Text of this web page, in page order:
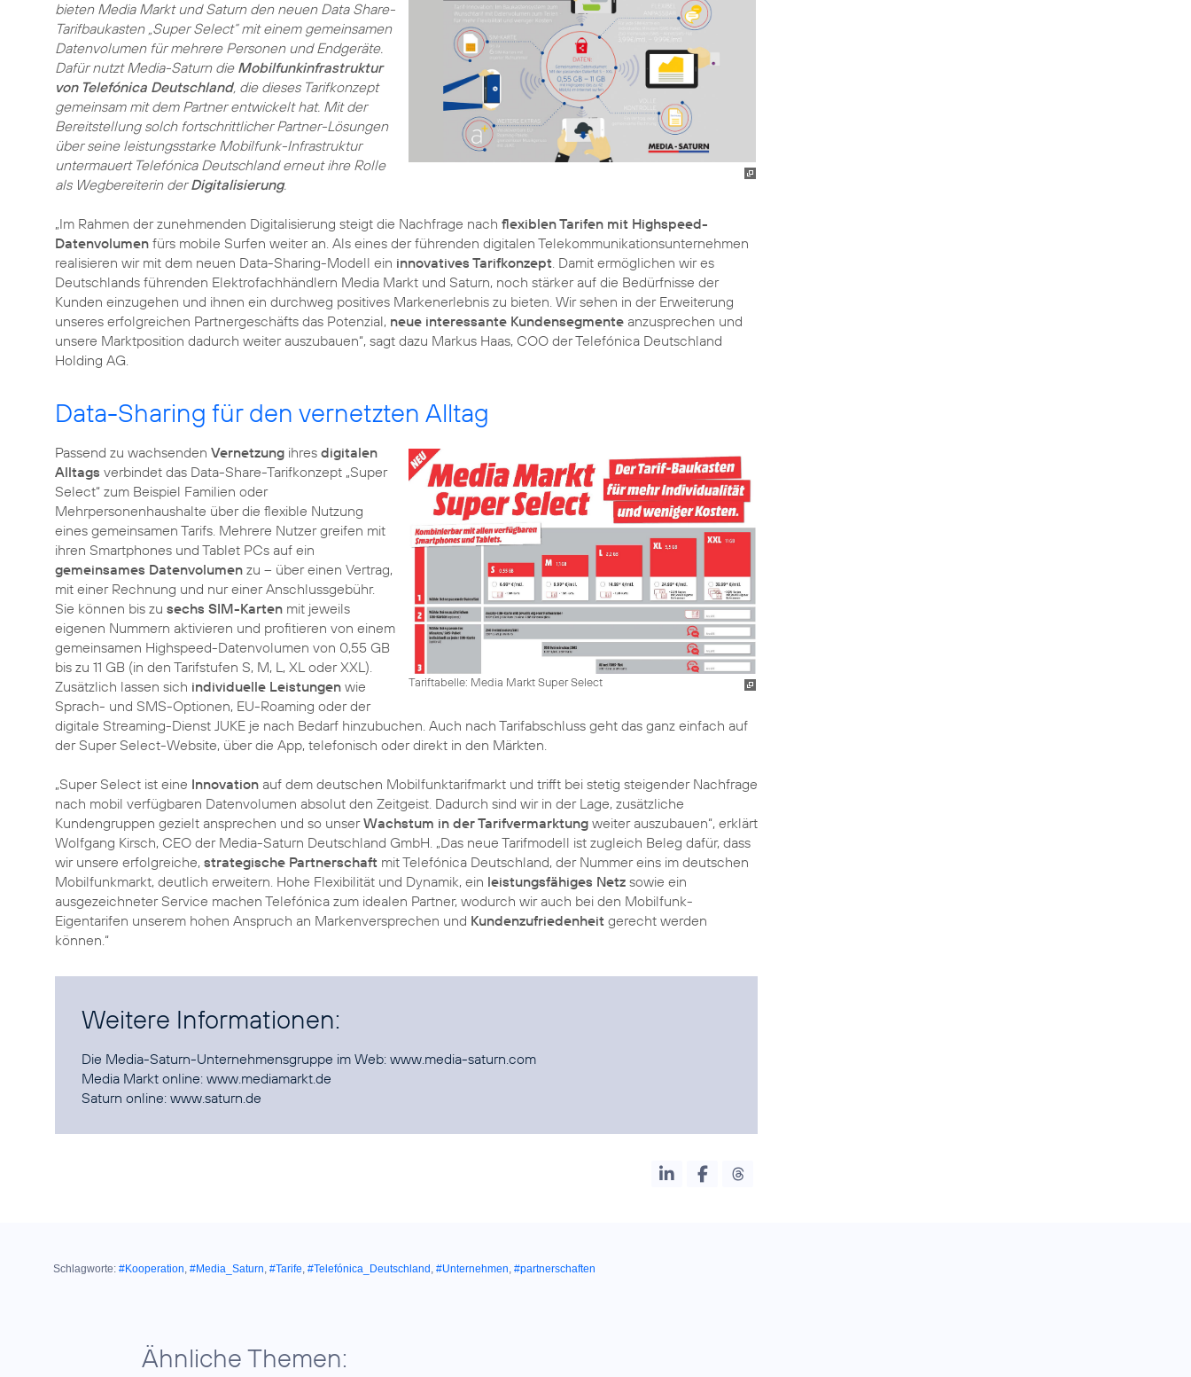
bieten Media Markt und Saturn den neuen Data Share-
Tarifbaukasten „Super Select“ mit einem gemeinsamen
Datenvolumen für mehrere Personen und Endgeräte.
Dafür nutzt Media-Saturn die Mobilfunkinfrastruktur
von Telefónica Deutschland, die dieses Tarifkonzept
gemeinsam mit dem Partner entwickelt hat. Mit der
Bereitstellung solch fortschrittlicher Partner-Lösungen
über seine leistungsstarke Mobilfunk-Infrastruktur
untermauert Telefónica Deutschland erneut ihre Rolle
als Wegbereiterin derDigitalisierung.
„Im Rahmen der zunehmenden Digitalisierung steigt die Nachfrage nach flexiblen Tarifen mit Highspeed-
Datenvolumen fürs mobile Surfen weiter an. Als eines der führenden digitalen Telekommunikationsunternehmen
realisieren wir mit dem neuen Data-Sharing-Modell ein innovatives Tarifkonzept. Damit ermöglichen wir es
Deutschlands führenden Elektrofachhändlern Media Markt und Saturn, noch stärker auf die Bedürfnisse der
Kunden einzugehen und ihnen ein durchweg positives Markenerlebnis zu bieten. Wir sehen in der Erweiterung
unseres erfolgreichen Partnergeschäfts das Potenzial, neue interessante Kundensegmente anzusprechen und
unsere Marktposition dadurch weiter auszubauen“, sagt dazu Markus Haas, COO der Telefónica Deutschland
Holding AG.
Data-Sharing für den vernetzten Alltag
Tariftabelle: Media Markt Super Select
Passend zu wachsenden Vernetzung ihres digitalen
Alltags verbindet das Data-Share-Tarifkonzept „Super
Select“ zum Beispiel Familien oder
Mehrpersonenhaushalte über die flexible Nutzung
eines gemeinsamen Tarifs. Mehrere Nutzer greifen mit
ihren Smartphones und Tablet PCs auf ein
gemeinsames Datenvolumen zu – über einen Vertrag,
mit einer Rechnung und nur einer Anschlussgebühr.
Sie können bis zu sechs SIM-Karten mit jeweils
eigenen Nummern aktivieren und profitieren von einem
gemeinsamen Highspeed-Datenvolumen von 0,55 GB
bis zu 11 GB (in den Tarifstufen S, M, L, XL oder XXL).
Zusätzlich lassen sich individuelle Leistungen wie
Sprach- und SMS-Optionen, EU-Roaming oder der
digitale Streaming-Dienst JUKE je nach Bedarf hinzubuchen. Auch nach Tarifabschluss geht das ganz einfach auf
der Super Select-Website, über die App, telefonisch oder direkt in den Märkten.
„Super Select ist eine Innovation auf dem deutschen Mobilfunktarifmarkt und trifft bei stetig steigender Nachfrage
nach mobil verfügbaren Datenvolumen absolut den Zeitgeist. Dadurch sind wir in der Lage, zusätzliche
Kundengruppen gezielt ansprechen und so unserWachstum in der Tarifvermarktung weiter auszubauen“, erklärt
Wolfgang Kirsch, CEO der Media-Saturn Deutschland GmbH. „Das neue Tarifmodell ist zugleich Beleg dafür, dass
wir unsere erfolgreiche, strategische Partnerschaft mit Telefónica Deutschland, der Nummer eins im deutschen
Mobilfunkmarkt, deutlich erweitern. Hohe Flexibilität und Dynamik, ein leistungsfähiges Netz sowie ein
ausgezeichneter Service machen Telefónica zum idealen Partner, wodurch wir auch bei den Mobilfunk-
Eigentarifen unserem hohen Anspruch an Markenversprechen und Kundenzufriedenheit gerecht werden
können.“
Weitere Informationen:
Die Media-Saturn-Unternehmensgruppe im Web: www.media-saturn.com
Media Markt online: www.mediamarkt.de
Saturn online: www.saturn.de
Schlagworte: #Kooperation, #Media_Saturn, #Tarife, #Telefónica_Deutschland , #Unternehmen, #partnerschaften
Ähnliche Themen: